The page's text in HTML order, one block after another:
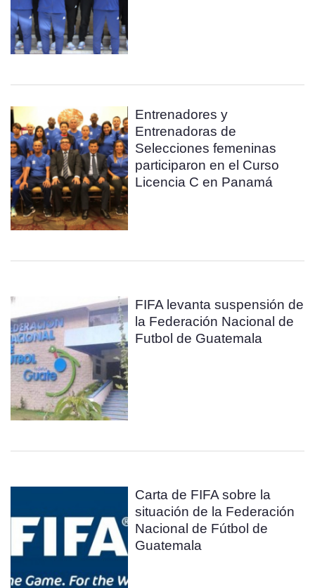
Entrenadores y
Entrenadoras de
Selecciones femeninas
participaron en el Curso
Licencia C en Panamá
FIFA levanta suspensión de
la Federación Nacional de
Futbol de Guatemala
Carta de FIFA sobre la
situación de la Federación
Nacional de Fútbol de
Guatemala